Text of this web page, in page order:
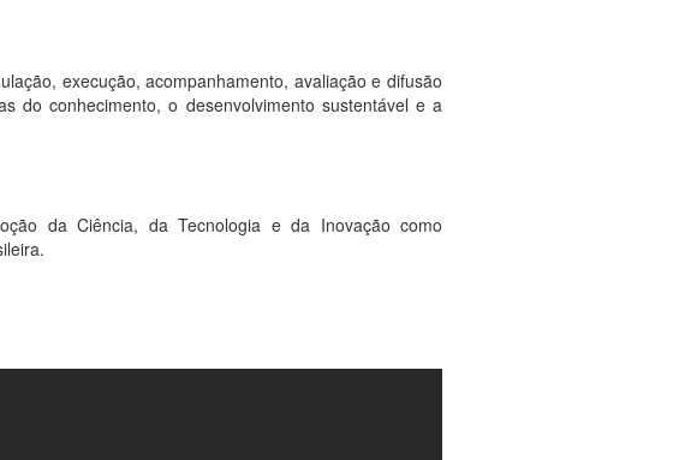
execução, acompanhamento, avaliação e difusão
do conhecimento, o desenvolvimento sustentável e a
da Ciência, da Tecnologia e da Inovação como